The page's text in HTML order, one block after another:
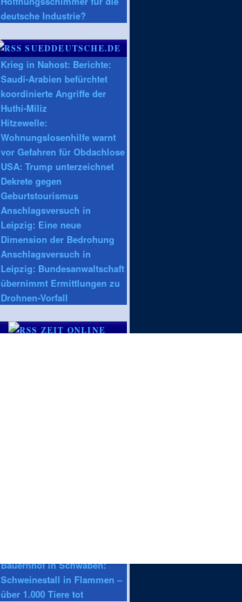
deutsche Industrie?
SUEDDEUTSCHE.DE
Krieg in Nahost: Berichte:
Saudi-Arabien befürchtet
koordinierte Angriffe der
Huthi-Miliz
Hitzewelle:
Wohnungslosenhilfe warnt
vor Gefahren für Obdachlose
USA: Trump unterzeichnet
Dekrete gegen
Geburtstourismus
Anschlagsversuch in
Leipzig: Eine neue
Dimension der Bedrohung
Anschlagsversuch in
Leipzig: Bundesanwaltschaft
übernimmt Ermittlungen zu
Drohnen-Vorfall
ZEIT ONLINE
Bauernhof in Schwaben:
Schweinestall in Flammen –
über 1.000 Tiere tot